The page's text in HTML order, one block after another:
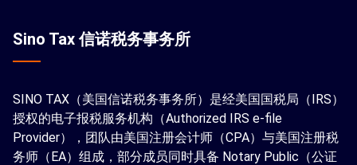
Sino Tax 信诺税务事务所
SINO TAX（美国信诺税务事务所）是经美国国税局（IRS）
授权的电子报税服务机构（Authorized IRS e-file
Provider），团队由美国注册会计师（CPA）与美国注册税
务师（EA）组成，部分成员同时具备 Notary Public（公证